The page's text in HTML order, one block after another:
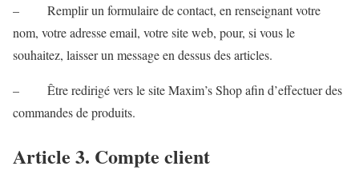
– Remplir un formulaire de contact, en renseignant votre
nom, votre adresse email, votre site web, pour, si vous le
souhaitez, laisser un message en dessus des articles.
– Être redirigé vers le site Maxim’s Shop afin d’effectuer des
commandes de produits.
Article 3. Compte client